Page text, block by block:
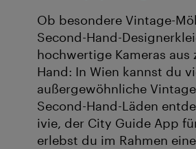
Ob besondere Vintage-
Second-Hand-
hochwertige Kameras aus
Hand: In Wien kannst du
außergewöhnliche
Second-Hand-Läden
ivie, der City Guide App
erlebst du im Rahmen